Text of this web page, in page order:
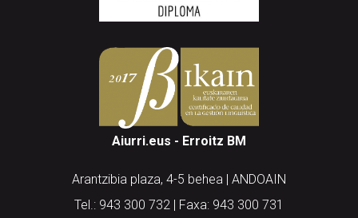
Aiurri.eus - Erroitz BM
Arantzibia plaza, 4-5 behea | ANDOAIN
Tel.: 943 300 732 | Faxa: 943 300 731